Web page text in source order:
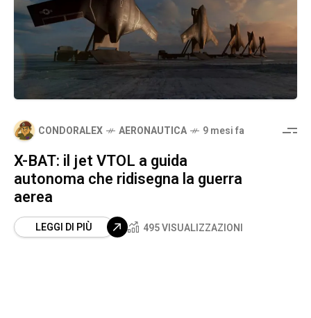
CONDORALEX AERONAUTICA 9 mesi fa
X-BAT: il jet VTOL a guida
autonoma che ridisegna la guerra
aerea
LEGGI DI PIÙ 495 VISUALIZZAZIONI